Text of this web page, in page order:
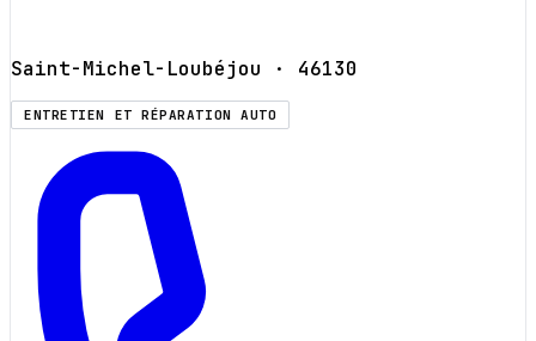
Saint-Michel-Loubéjou · 46130
ENTRETIEN ET RÉPARATION AUTO